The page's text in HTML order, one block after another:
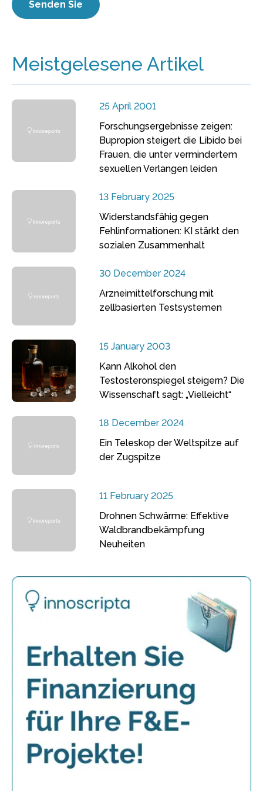
Meistgelesene Artikel
25 April 2001
Forschungsergebnisse zeigen:
Bupropion steigert die Libido bei
Frauen, die unter vermindertem
sexuellen Verlangen leiden
13 February 2025
Widerstandsfähig gegen
Fehlinformationen: KI stärkt den
sozialen Zusammenhalt
30 December 2024
Arzneimittelforschung mit
zellbasierten Testsystemen
15 January 2003
Kann Alkohol den
Testosteronspiegel steigern? Die
Wissenschaft sagt: „Vielleicht“
18 December 2024
Ein Teleskop der Weltspitze auf
der Zugspitze
11 February 2025
Drohnen Schwärme: Effektive
Waldbrandbekämpfung
Neuheiten